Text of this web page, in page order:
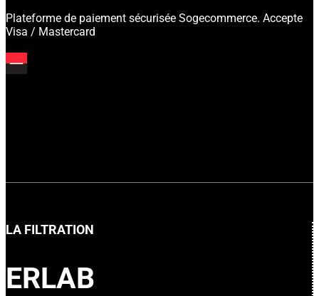
Plateforme de paiement sécurisée Sogecommerce. Accepte
Visa / Mastercard
LA FILTRATION
ERLAB